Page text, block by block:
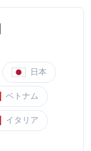
日本
ベトナム
イタリア